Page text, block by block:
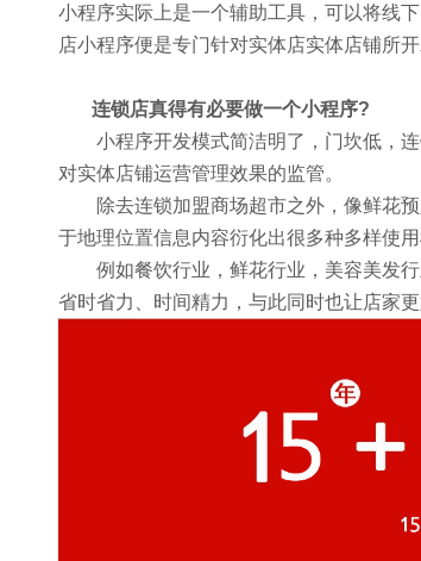
小程序实际上是一个辅助工具，可以将线
店小程序便是专门针对实体店实体店铺所
连锁店真得有必要做一个小程序?
小程序开发模式简洁明了，门坎低，
对实体店铺运营管理效果的监管。
除去连锁加盟商场超市之外，像鲜花预
于地理位置信息内容衍化出很多种多样使
例如餐饮行业，鲜花行业，美容美发行
省时省力、时间精力，与此同时也让店家